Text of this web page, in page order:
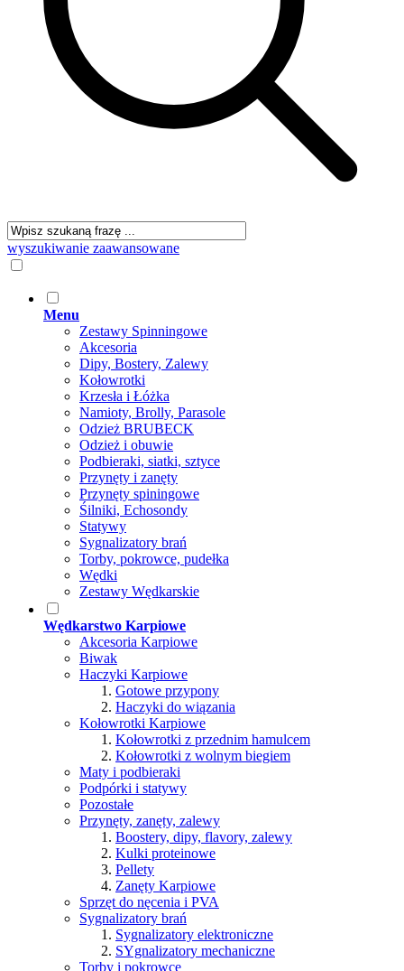
wyszukiwanie zaawansowane
Menu
Zestawy Spinningowe
Akcesoria
Dipy, Bostery, Zalewy
Kołowrotki
Krzesła i Łóżka
Namioty, Brolly, Parasole
Odzież BRUBECK
Odzież i obuwie
Podbieraki, siatki, sztyce
Przynęty i zanęty
Przynęty spiningowe
Śilniki, Echosondy
Statywy
Sygnalizatory brań
Torby, pokrowce, pudełka
Wędki
Zestawy Wędkarskie
Wędkarstwo Karpiowe
Akcesoria Karpiowe
Biwak
Haczyki Karpiowe
Gotowe przypony
Haczyki do wiązania
Kołowrotki Karpiowe
Kołowrotki z przednim hamulcem
Kołowrotki z wolnym biegiem
Maty i podbieraki
Podpórki i statywy
Pozostałe
Przynęty, zanęty, zalewy
Boostery, dipy, flavory, zalewy
Kulki proteinowe
Pellety
Zanęty Karpiowe
Sprzęt do nęcenia i PVA
Sygnalizatory brań
Sygnalizatory elektroniczne
SYgnalizatory mechaniczne
Torby i pokrowce